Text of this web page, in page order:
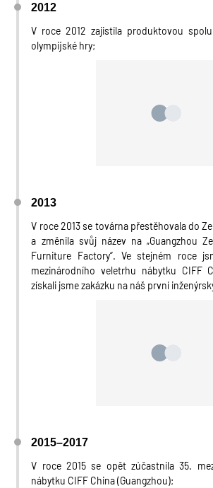
2012
V roce 2012 zajistila produktovou
olympijské hry;
2013
V roce 2013 se továrna přestěhovala do
a změnila svůj název na „Guangzhou
Furniture Factory“. Ve stejném roce
mezinárodního veletrhu nábytku CIFF
získali jsme zakázku na náš první
2015–2017
V roce 2015 se opět zúčastnila 35.
nábytku CIFF China (Guangzhou);